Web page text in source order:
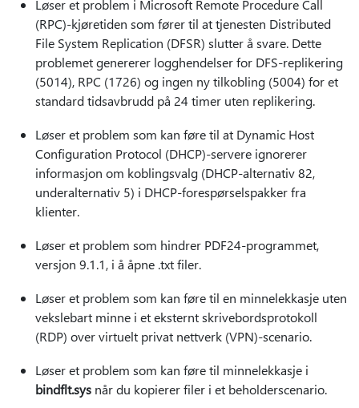
Løser et problem i Microsoft Remote Procedure Call
(RPC)-kjøretiden som fører til at tjenesten Distributed
File System Replication (DFSR) slutter å svare. Dette
problemet genererer logghendelser for DFS-replikering
(5014), RPC (1726) og ingen ny tilkobling (5004) for et
standard tidsavbrudd på 24 timer uten replikering.
Løser et problem som kan føre til at Dynamic Host
Configuration Protocol (DHCP)-servere ignorerer
informasjon om koblingsvalg (DHCP-alternativ 82,
underalternativ 5) i DHCP-forespørselspakker fra
klienter.
Løser et problem som hindrer PDF24-programmet,
versjon 9.1.1, i å åpne .txt filer.
Løser et problem som kan føre til en minnelekkasje uten
vekslebart minne i et eksternt skrivebordsprotokoll
(RDP) over virtuelt privat nettverk (VPN)-scenario.
Løser et problem som kan føre til minnelekkasje i
bindflt.sys når du kopierer filer i et beholderscenario.